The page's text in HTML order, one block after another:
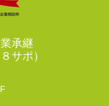
承継
サポ）